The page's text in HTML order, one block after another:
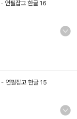
- 연필잡고 한글 16
- 연필잡고 한글 15